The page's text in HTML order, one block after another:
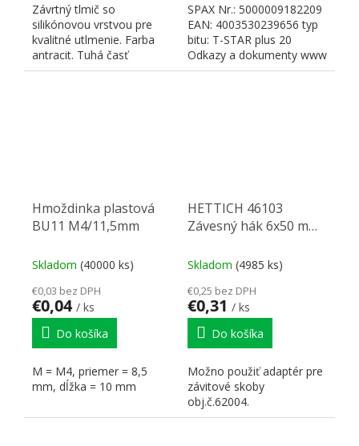
Závrtný tlmič so
silikónovou vrstvou pre
kvalitné utlmenie. Farba
antracit. Tuhá časť
umožňuje ľahké a
SPAX Nr.: 5000009182209
EAN: 4003530239656 typ
bitu: T-STAR plus 20
Odkazy a dokumenty www
SPAX
Hmoždinka plastová
BU11 M4/11,5mm
Skladom (40000 ks)
€0,03 bez DPH
€0,04 / ks
Do košíka
M = M4, priemer = 8,5
mm, dĺžka = 10 mm
HETTICH 46103
Závesný hák 6x50 mm
Skladom (4985 ks)
€0,25 bez DPH
€0,31 / ks
Do košíka
Možno použiť adaptér pre
závitové skoby
obj.č.62004.